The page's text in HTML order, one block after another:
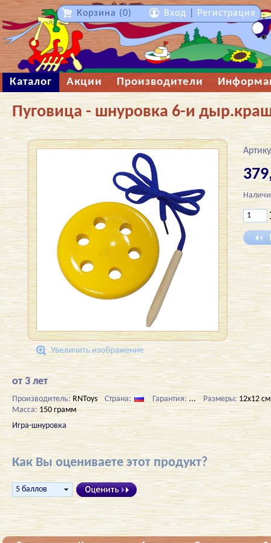
Каталог Акции Производители
Пуговица - шнуровка 6-и
Увеличить изображение
от 3 лет
Производитель: RNToys Страна: Гарантия: ... Размеры: 12х12 см
Масса: 150 грамм
Игра-шнуровка
Как Вы оцениваете этот продукт?
Корзина (0) Вход Регистрация